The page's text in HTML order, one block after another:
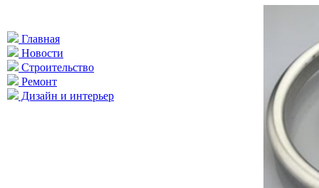
Главная
Новости
Строительство
Ремонт
Дизайн и интерьер